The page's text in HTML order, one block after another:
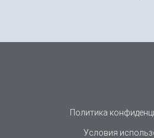
Политика
Условия